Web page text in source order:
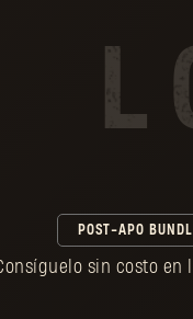
POST-APO
sin costo en